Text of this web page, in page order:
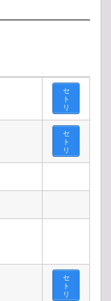
セ
ト
リ
セ
ト
リ
セ
ト
リ